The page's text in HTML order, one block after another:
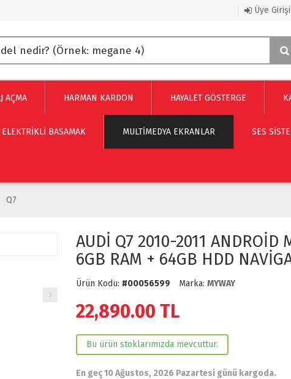
Üye Girişi
AÇMA HARMAN KARDON HAYALET GÖSTERGE
ELEKTRİKLİ BASAMAK MULTIMEDYA EKRANLAR SES
Q7
AUDİ Q7 2010-2011 ANDROİD
6GB RAM + 64GB HDD
Ürün Kodu: #00056599 Marka:MYWAY
22,890.00 TL
Bu ürün stoklarımızda mevcuttur.
En geç 10 Ağustos, 2026 Pazartesi günü kargoda.